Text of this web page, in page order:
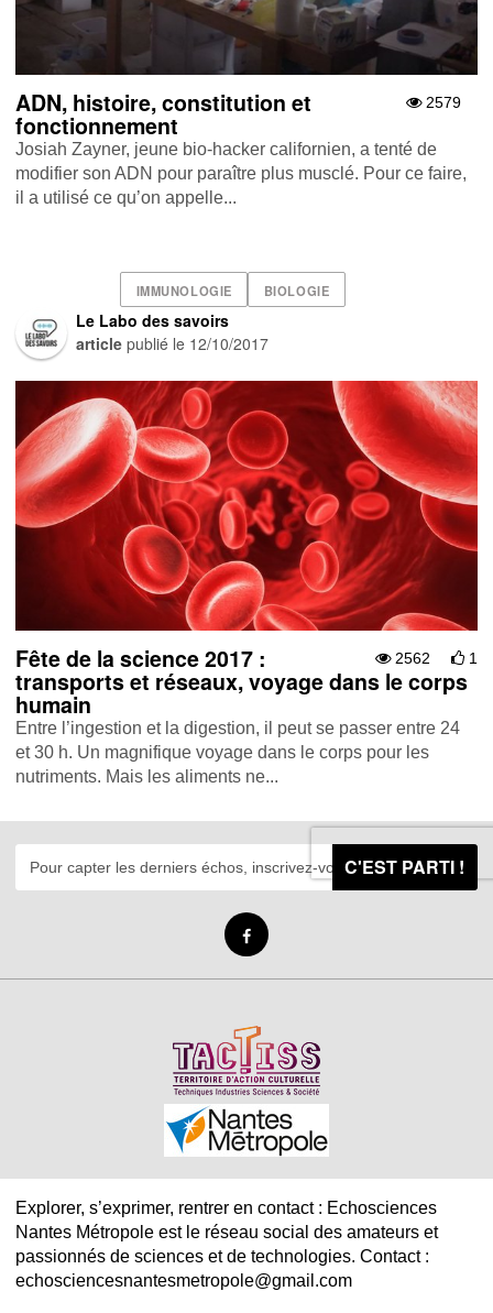
2579
ADN, histoire, constitution et
fonctionnement
Josiah Zayner, jeune bio-hacker californien, a tenté de
modifier son ADN pour paraître plus musclé. Pour ce faire,
il a utilisé ce qu’on appelle...
IMMUNOLOGIE BIOLOGIE
Le Labo des savoirs
article publié le 12/10/2017
2562 1
Fête de la science 2017 :
transports et réseaux, voyage dans le corps
humain
Entre l’ingestion et la digestion, il peut se passer entre 24
et 30 h. Un magnifique voyage dans le corps pour les
nutriments. Mais les aliments ne...
C'EST PARTI !
Explorer, s’exprimer, rentrer en contact : Echosciences
Nantes Métropole est le réseau social des amateurs et
passionnés de sciences et de technologies. Contact :
echosciencesnantesmetropole@gmail.com